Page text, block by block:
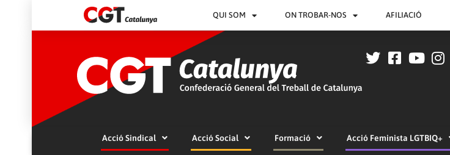
QUI SOM ON TROBAR-NOS AFILIACIÓ
Acció Sindical Acció Social Formació Acció Feminista LGTBIQ+